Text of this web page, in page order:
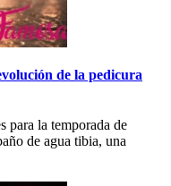
de la pedicura
para la temporada de
de agua tibia, una